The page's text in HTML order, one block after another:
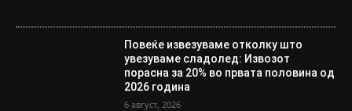
Повеќе извезуваме отколку што
увезуваме сладолед: Извозот
порасна за 20% во првата половина од
2026 година
6 август, 2026